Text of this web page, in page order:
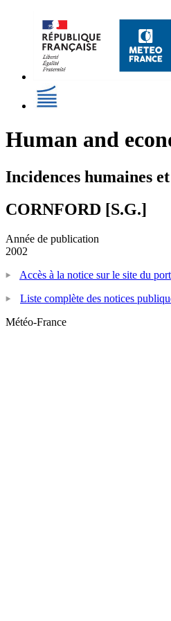
Human and
Incidences humaines
CORNFORD [S.G.]
Année de publication
2002
Accès à la notice sur le site du
Liste complète des notices
Météo-France